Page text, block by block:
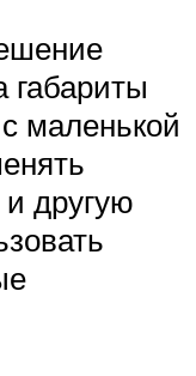
маленькой
и другую